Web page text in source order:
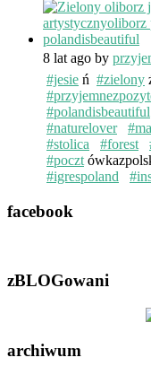
8 lat ago by
#jesie ń #zielony
#polandisbeautiful
#naturelover
#stolica
#forest
#poczt
#igrespoland
facebook
zBLOGowani
archiwum